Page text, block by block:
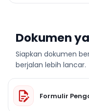
Dokumen
Siapkan dokumen
berjalan lebih lancar.
Formulir